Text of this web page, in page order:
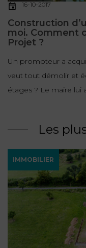
16-10-2017
Construction
moi. Comment
Projet ?
Un promoteur a
veut tout démolir et
étages ? Le maire lui
Les
IMMOBILIER